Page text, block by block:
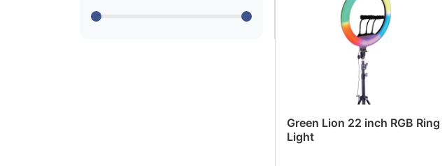
Green Lion 22 inch RGB Ring
Light